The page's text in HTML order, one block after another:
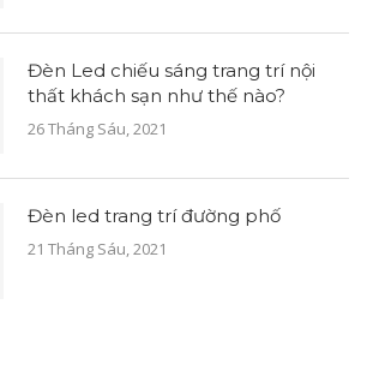
Đèn Led chiếu sáng trang trí nội
thất khách sạn như thế nào?
26 Tháng Sáu, 2021
Đèn led trang trí đường phố
21 Tháng Sáu, 2021